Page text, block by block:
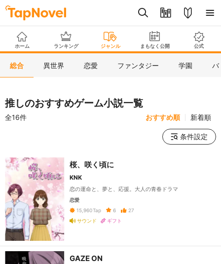
ホーム ランキング ジャンル まもなく公開 公式
総合 異世界 恋愛 ファンタジー 学園 バ
推しのおすすめゲーム小説一覧
全16件 おすすめ順 新着順
条件設定
桜、咲く頃に
KNK
恋の運命と、夢と、応援。大人の青春ドラマ
恋愛
15,960Tap 6
27
サウンド
ギフト
GAZE ON